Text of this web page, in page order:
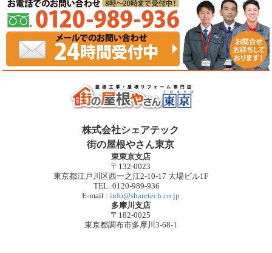
株式会社シェアテック
街の屋根やさん東京
東東京支店
〒132-0023
東京都江戸川区西一之江2-10-17 大場ビル1F
TEL :0120-989-936
E-mail : info@sharetech.co.jp
多摩川支店
〒182-0025
東京都調布市多摩川3-68-1